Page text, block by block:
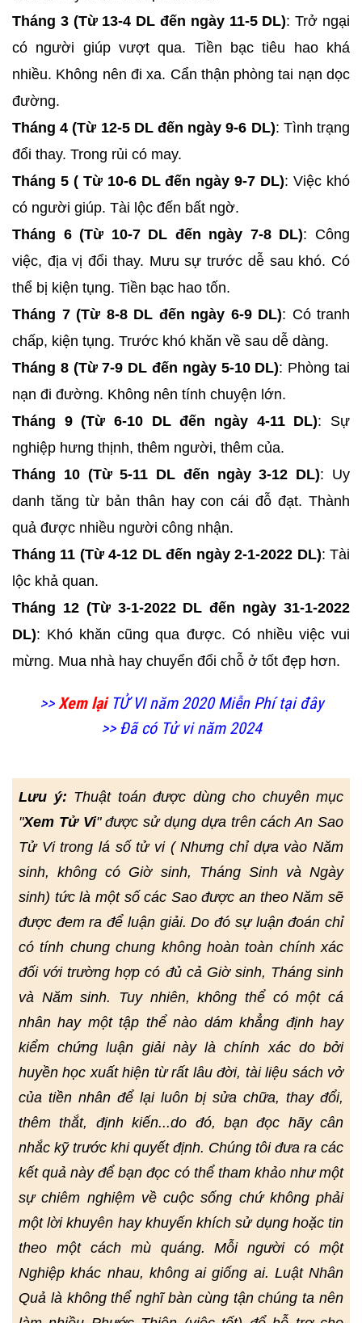
Tháng 3 (Từ 13-4 DL đến ngày 11-5 DL): Trở ngại
có người giúp vượt qua. Tiền bạc tiêu hao khá
nhiều. Không nên đi xa. Cẩn thận phòng tai nạn dọc
đường.
Tháng 4 (Từ 12-5 DL đến ngày 9-6 DL): Tình trạng
đổi thay. Trong rủi có may.
Tháng 5 ( Từ 10-6 DL đến ngày 9-7 DL): Việc khó
có người giúp. Tài lộc đến bất ngờ.
Tháng 6 (Từ 10-7 DL đến ngày 7-8 DL): Công
việc, địa vị đổi thay. Mưu sự trước dễ sau khó. Có
thể bị kiện tụng. Tiền bạc hao tốn.
Tháng 7 (Từ 8-8 DL đến ngày 6-9 DL): Có tranh
chấp, kiện tụng. Trước khó khăn về sau dễ dàng.
Tháng 8 (Từ 7-9 DL đến ngày 5-10 DL): Phòng tai
nạn đi đường. Không nên tính chuyện lớn.
Tháng 9 (Từ 6-10 DL đến ngày 4-11 DL): Sự
nghiệp hưng thịnh, thêm người, thêm của.
Tháng 10 (Từ 5-11 DL đến ngày 3-12 DL): Uy
danh tăng từ bản thân hay con cái đỗ đạt. Thành
quả được nhiều người công nhận.
Tháng 11 (Từ 4-12 DL đến ngày 2-1-2022 DL): Tài
lộc khả quan.
Tháng 12 (Từ 3-1-2022 DL đến ngày 31-1-2022
DL): Khó khăn cũng qua được. Có nhiều việc vui
mừng. Mua nhà hay chuyển đổi chỗ ở tốt đẹp hơn.
>>Xem lạiTỬ VI năm 2020 Miễn Phí tại đây
>> Đã có Tử vi năm 2024
Lưu ý: Thuật toán được dùng cho chuyên mục
"Xem Tử Vi" được sử dụng dựa trên cách An Sao
Tử Vi trong lá số tử vi ( Nhưng chỉ dựa vào Năm
sinh, không có Giờ sinh, Tháng Sinh và Ngày
sinh) tức là một số các Sao được an theo Năm sẽ
được đem ra để luận giải. Do đó sự luận đoán chỉ
có tính chung chung không hoàn toàn chính xác
đối với trường hợp có đủ cả Giờ sinh, Tháng sinh
và Năm sinh. Tuy nhiên, không thể có một cá
nhân hay một tập thể nào dám khẳng định hay
kiểm chứng luận giải này là chính xác do bởi
huyền học xuất hiện từ rất lâu đời, tài liệu sách vở
của tiền nhân để lại luôn bị sửa chữa, thay đổi,
thêm thắt, định kiến...do đó, bạn đọc hãy cân
nhắc kỹ trước khi quyết định. Chúng tôi đưa ra các
kết quả này để bạn đọc có thể tham khảo như một
sự chiêm nghiệm về cuộc sống chứ không phải
một lời khuyên hay khuyến khích sử dụng hoặc tin
theo một cách mù quáng. Mỗi người có một
Nghiệp khác nhau, không ai giống ai. Luật Nhân
Quả là không thể nghĩ bàn cùng tận chúng ta nên